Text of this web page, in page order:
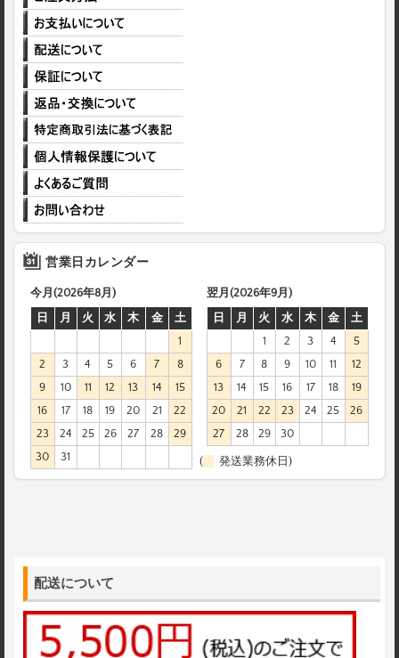
営業日カレンダー
今月(2026年8月)
日
月 火 水 木 金
土
1
2
3 4 5 6 7
8
9
10 11 12 13 14
15
16
17 18 19 20 21
22
23
24 25 26 27 28
29
30
31
翌月(2026年9月)
日
月 火 水 木 金
土
1
2 3 4
5
6
7 8 9 10 11
12
13
14 15 16 17 18
19
20
21 22 23 24 25
26
27
28 29 30
( 発送業務休日)
配送について